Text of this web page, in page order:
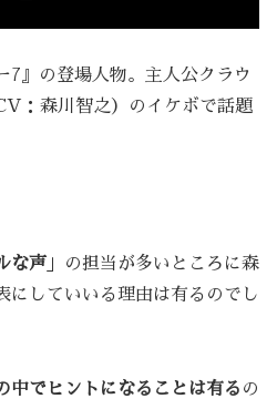
7』の登場人物。主人公クラウ
：森川智之）のイケボで話題
な声 」の担当が多いところに森
にしていいる理由は有るのでし
中でヒントになることは有る の